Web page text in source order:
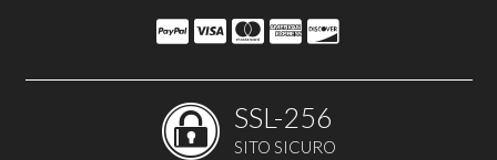
SSL-256
SITO SICURO